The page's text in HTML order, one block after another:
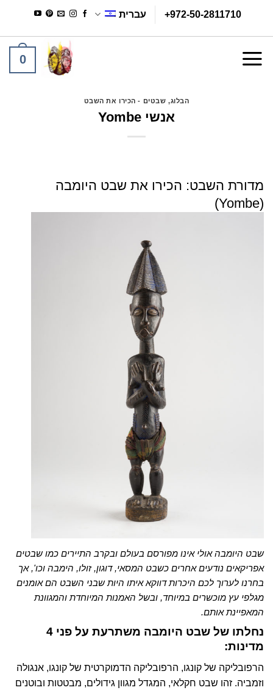
content
+972-50-2811710 עברית
0
הבלוג, שבטים - הכירו את השבט
אנשי Yombe
מדורת השבט: הכירו את שבט היומבה
(
Yombe
)
שבט היומבה אולי אינו מפורסם בעולם ובקרב התיירים כמו שבטים
אפריקאים נודעים אחרים כשבט המסאי, דוגון, זולו, הימבה וכו', אך
בחרנו לערוך לכם היכרות דווקא איתו היות שבני השבט הם אומנים
מגלפי עץ מוכשרים במיוחד, ובשל האמנות המיוחדת והמגוונת
המאפיינת אותם.
נחלתו של שבט היומבה משתרעת על פני 4
מדינות:
הרפובליקה של קונגו, הרפובליקה הדמוקרטית של קונגו, אנגולה
וזמביה. זהו שבט חקלאי, המגדל מגוון גידולים, מבטטות ובוטנים